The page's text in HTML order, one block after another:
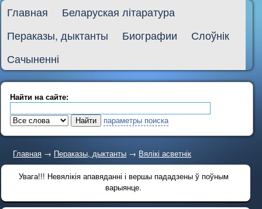
Главная
Беларуская літаратура
Пераказы, дыктанты
Биографии
Слоўнік
Сачыненні
Найти на сайте:
параметры поиска
Главная → Пераказы, дыктанты → Вялікі асветнік
Увага!!! Невялікія апавяданні і вершы пададзены ў поўным
варыянце.